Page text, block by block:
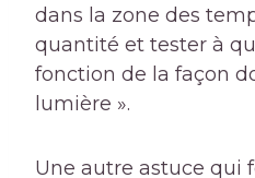
dans la zone des
quantité et tester à
fonction de la façon
lumière ».
Une autre astuce qui